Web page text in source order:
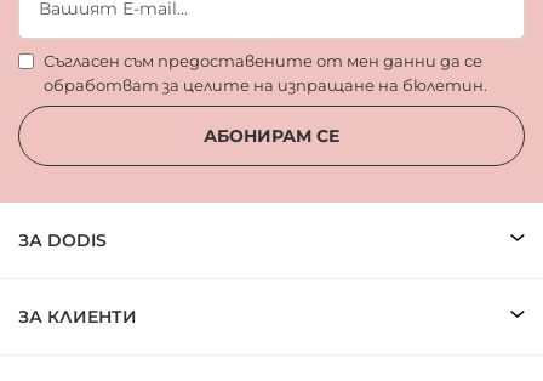
Съгласен съм предоставените от мен данни да се
обработват за целите на изпращане на бюлетин.
АБОНИРАМ СЕ
ЗА DODIS
ЗА КЛИЕНТИ